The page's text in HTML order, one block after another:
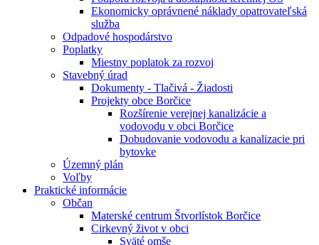
Ekonomicky oprávnené náklady opatrovateľská
služba
Odpadové hospodárstvo
Poplatky
Miestny poplatok za rozvoj
Stavebný úrad
Dokumenty - Tlačivá - Žiadosti
Projekty obce Borčice
Rozšírenie verejnej kanalizácie a
vodovodu v obci Borčice
Dobudovanie vodovodu a kanalizacie pri
bytovke
Územný plán
Voľby
Praktické informácie
Občan
Materské centrum Štvorlístok Borčice
Cirkevný život v obci
Sväté omše